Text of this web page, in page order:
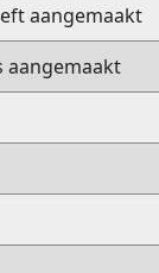
aangemaakt
aangemaakt